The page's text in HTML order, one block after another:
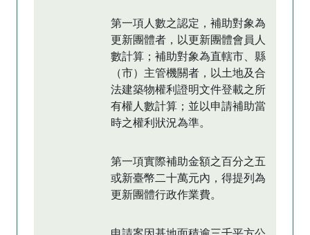
第一項人數之認定，補助對象為
更新團體者，以更新團體會員人
數計算；補助對象為直轄市、縣
（市）主管機關者，以土地及合
法建築物權利證明文件登載之所
有權人數計算；並以申請補助當
時之權利狀況為準。
第一項實際補助金額之百分之五
或新臺幣二十萬元內，得提列為
更新團體行政作業費。